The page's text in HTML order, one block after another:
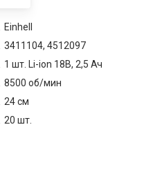
Einhell
3411104, 4512097
1 шт. Li-ion 18В, 2,5 Ач
8500 об/мин
24 см
20 шт.